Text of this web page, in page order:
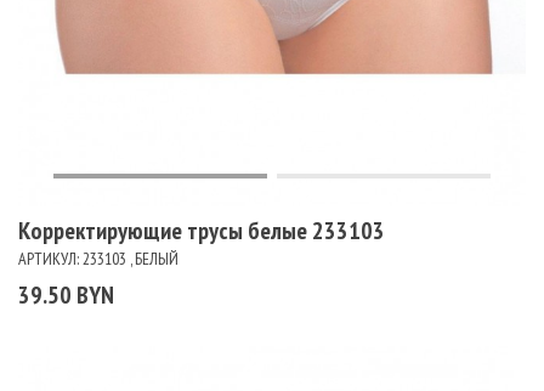
Корректирующие трусы белые 233103
АРТИКУЛ: 233103 , БЕЛЫЙ
39.50 BYN